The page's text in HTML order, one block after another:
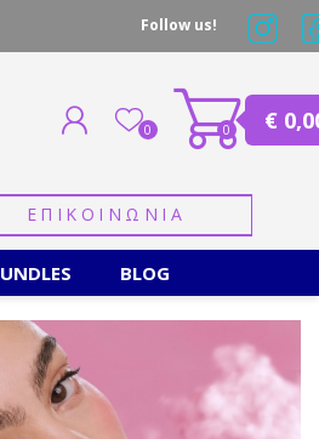
Follow us!
0 €
0
ΕΠΙΚΟΙΝΩΝΙΑ
BLOG